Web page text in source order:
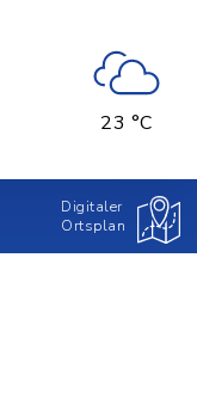
23 °C
Digitaler
Ortsplan